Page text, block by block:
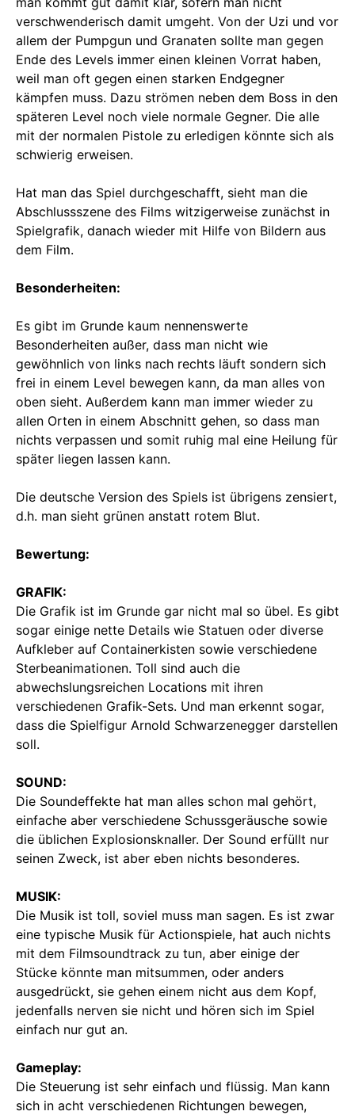
verschwenderisch damit umgeht. Von der Uzi und vor
allem der Pumpgun und Granaten sollte man gegen
Ende des Levels immer einen kleinen Vorrat haben,
weil man oft gegen einen starken Endgegner
kämpfen muss. Dazu strömen neben dem Boss in den
späteren Level noch viele normale Gegner. Die alle
mit der normalen Pistole zu erledigen könnte sich als
schwierig erweisen.
Hat man das Spiel durchgeschafft, sieht man die
Abschlussszene des Films witzigerweise zunächst in
Spielgrafik, danach wieder mit Hilfe von Bildern aus
dem Film.
Besonderheiten:
Es gibt im Grunde kaum nennenswerte
Besonderheiten außer, dass man nicht wie
gewöhnlich von links nach rechts läuft sondern sich
frei in einem Level bewegen kann, da man alles von
oben sieht. Außerdem kann man immer wieder zu
allen Orten in einem Abschnitt gehen, so dass man
nichts verpassen und somit ruhig mal eine Heilung für
später liegen lassen kann.
Die deutsche Version des Spiels ist übrigens zensiert,
d.h. man sieht grünen anstatt rotem Blut.
Bewertung:
GRAFIK:
Die Grafik ist im Grunde gar nicht mal so übel. Es gibt
sogar einige nette Details wie Statuen oder diverse
Aufkleber auf Containerkisten sowie verschiedene
Sterbeanimationen. Toll sind auch die
abwechslungsreichen Locations mit ihren
verschiedenen Grafik-Sets. Und man erkennt sogar,
dass die Spielfigur Arnold Schwarzenegger darstellen
soll.
SOUND:
Die Soundeffekte hat man alles schon mal gehört,
einfache aber verschiedene Schussgeräusche sowie
die üblichen Explosionsknaller. Der Sound erfüllt nur
seinen Zweck, ist aber eben nichts besonderes.
MUSIK:
Die Musik ist toll, soviel muss man sagen. Es ist zwar
eine typische Musik für Actionspiele, hat auch nichts
mit dem Filmsoundtrack zu tun, aber einige der
Stücke könnte man mitsummen, oder anders
ausgedrückt, sie gehen einem nicht aus dem Kopf,
jedenfalls nerven sie nicht und hören sich im Spiel
einfach nur gut an.
Gameplay:
Die Steuerung ist sehr einfach und flüssig. Man kann
sich in acht verschiedenen Richtungen bewegen,